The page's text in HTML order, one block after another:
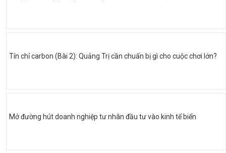
Tín chỉ carbon (Bài 2): Quảng Trị cần chuẩn bị gì cho cuộc chơi lớn?
Mở đường hút doanh nghiệp tư nhân đầu tư vào kinh tế biển